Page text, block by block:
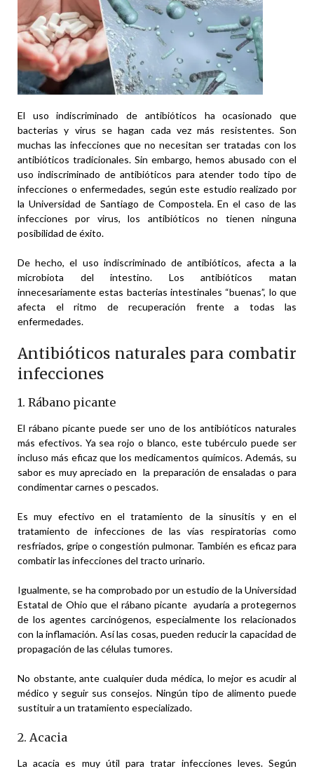
El uso indiscriminado de antibióticos ha ocasionado que
bacterias y virus se hagan cada vez más resistentes. Son
muchas las infecciones que no necesitan ser tratadas con los
antibióticos tradicionales. Sin embargo, hemos abusado con el
uso indiscriminado de antibióticos para atender todo tipo de
infecciones o enfermedades, según este estudio realizado por
la Universidad de Santiago de Compostela. En el caso de las
infecciones por virus, los antibióticos no tienen ninguna
posibilidad de éxito.
De hecho, el uso indiscriminado de antibióticos, afecta a la
microbiota del intestino. Los antibióticos matan
innecesariamente estas bacterias intestinales “buenas”, lo que
afecta el ritmo de recuperación frente a todas las
enfermedades.
Antibióticos naturales para combatir
infecciones
1. Rábano picante
El rábano picante puede ser uno de los antibióticos naturales
más efectivos. Ya sea rojo o blanco, este tubérculo puede ser
incluso más eficaz que los medicamentos químicos. Además, su
sabor es muy apreciado en la preparación de ensaladas o para
condimentar carnes o pescados.
Es muy efectivo en el tratamiento de la sinusitis y en el
tratamiento de infecciones de las vías respiratorias como
resfriados, gripe o congestión pulmonar. También es eficaz para
combatir las infecciones del tracto urinario.
Igualmente, se ha comprobado por un estudio de la Universidad
Estatal de Ohio que el rábano picante ayudaría a protegernos
de los agentes carcinógenos, especialmente los relacionados
con la inflamación. Así las cosas, pueden reducir la capacidad de
propagación de las células tumores.
No obstante, ante cualquier duda médica, lo mejor es acudir al
médico y seguir sus consejos. Ningún tipo de alimento puede
sustituir a un tratamiento especializado.
2. Acacia
La acacia es muy útil para tratar infecciones leves. Según